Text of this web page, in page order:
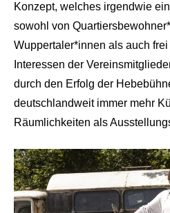
Konzept, welches irgendwie
sowohl von
Wuppertaler*innen als auch
Interessen der
durch den Erfolg der
deutschlandweit immer mehr
Räumlichkeiten als